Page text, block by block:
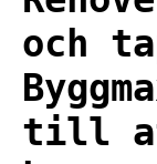
och
till